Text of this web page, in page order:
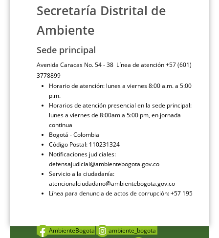
Secretaría Distrital de
Ambiente
Sede principal
Avenida Caracas No. 54 - 38 Línea de atención +57 (601)
3778899
Horario de atención: lunes a viernes 8:00 a.m. a 5:00
p.m.
Horarios de atención presencial en la sede principal:
lunes a viernes de 8:00am a 5:00 pm, en jornada
continua
Bogotá - Colombia
Código Postal: 110231324
Notificaciones judiciales:
defensajudicial@ambientebogota.gov.co
Servicio a la ciudadanía:
atencionalciudadano@ambientebogota.gov.co
Línea para denuncia de actos de corrupción: +57 195
AmbienteBogota ambiente_bogota